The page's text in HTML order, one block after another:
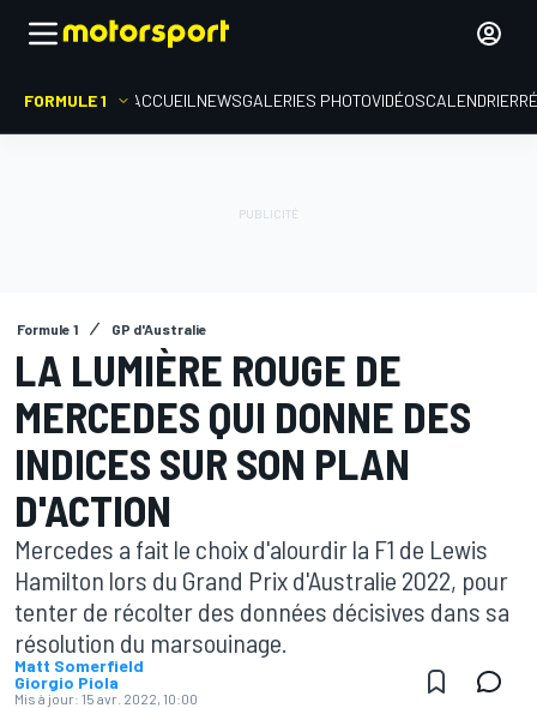
FORMULE 1 ACCUEIL NEWSGALERIES PHOTOVIDÉOSCALENDRIER
Formule 1 GP d'Australie
LA LUMIÈRE ROUGE DE
MERCEDES QUI DONNE DES
INDICES SUR SON PLAN
D'ACTION
Mercedes a fait le choix d'alourdir la F1 de Lewis
Hamilton lors du Grand Prix d'Australie 2022, pour
tenter de récolter des données décisives dans sa
résolution du marsouinage.
Matt Somerfield
Giorgio Piola
Mis à jour: 15 avr. 2022, 10:00